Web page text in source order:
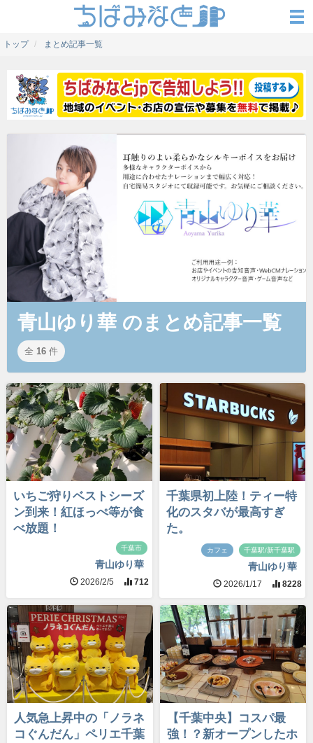
トップ まとめ記事一覧
青山ゆり華 のまとめ記事一覧
全 16 件
いちご狩りベストシーズ
ン到来！紅ほっぺ等が食
べ放題！
千葉市
青山ゆり華
2026/2/5 712
千葉県初上陸！ティー特
化のスタバが最高すぎ
た。
カフェ 千葉駅/新千葉駅
青山ゆり華
2026/1/17 8228
人気急上昇中の「ノラネ
コぐんだん」ペリエ千葉
【千葉中央】コスパ最
強！？新オープンしたホ